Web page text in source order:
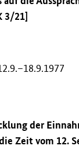
3/21]
der
Zeit vom 12.